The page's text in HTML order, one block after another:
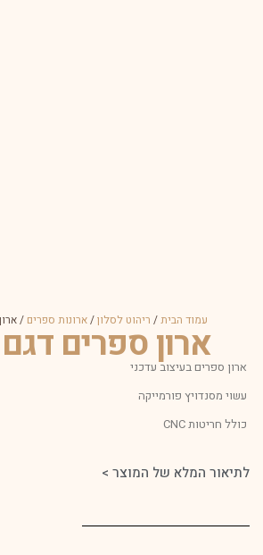
עמוד הבית/ ריהוט לסלון/ארונות ספרים /
ארון ספרים דגם
ארון ספרים בעיצוב עדכני
עשוי מסנדויץ פורמייקה
כולל חריטות CNC
לתיאור המלא של המוצר >